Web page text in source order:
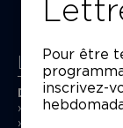
La Maison
Découvrir
En photos
Pour être
inscrivez-